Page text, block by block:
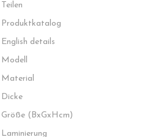
Teilen
Produktkatalog
English details
Modell
Material
Dicke
Größe (BxGxHcm)
Laminierung